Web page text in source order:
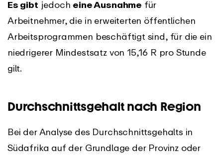
Es gibt jedoch eine Ausnahme für
Arbeitnehmer, die in erweiterten öffentlichen
Arbeitsprogrammen beschäftigt sind, für die ein
niedrigerer Mindestsatz von 15,16 R pro Stunde
gilt.
Durchschnittsgehalt nach Region
Bei der Analyse des Durchschnittsgehalts in
Südafrika auf der Grundlage der Provinz oder